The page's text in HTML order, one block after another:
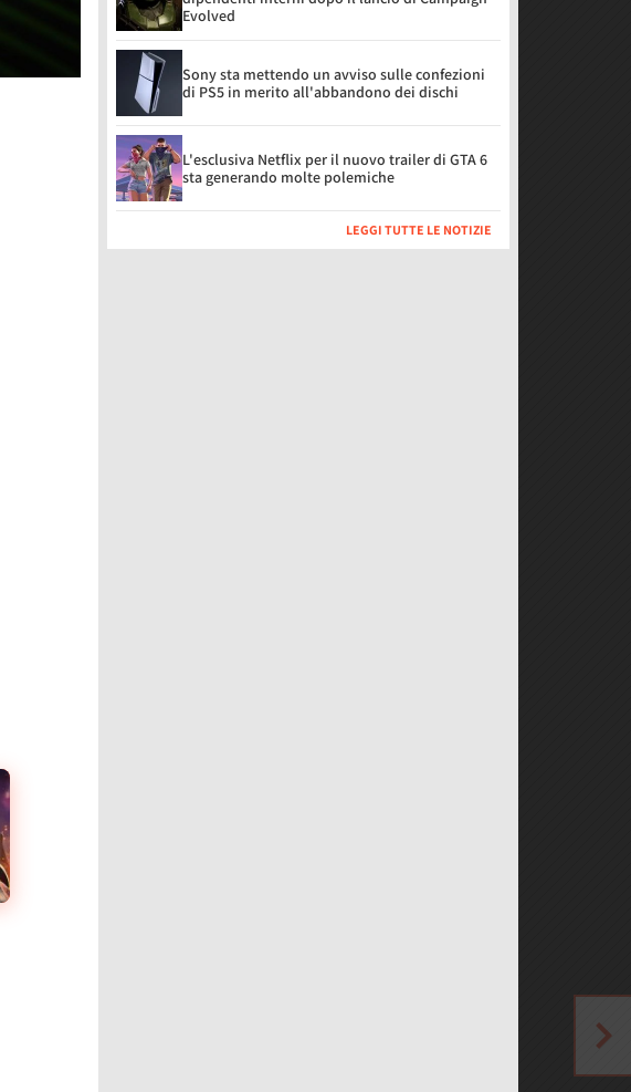
Evolved
Sony sta mettendo un avviso sulle confezioni
di PS5 in merito all'abbandono dei dischi
L'esclusiva Netflix per il nuovo trailer di GTA 6
sta generando molte polemiche
LEGGI TUTTE LE NOTIZIE